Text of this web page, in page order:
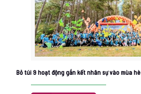
Bỏ túi 9 hoạt động gắn kết nhân sự vào mùa hè